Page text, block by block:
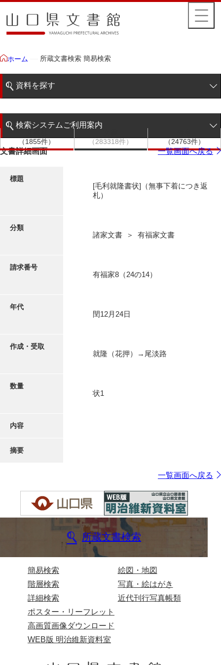
ホーム 所蔵文書検索 簡易検索
資料を探す
階層検索
写真・絵はがき
検索システムご利用案内
検索システムの利用について
（1855件）
（283318件）
（24763件）
文書詳細画面 一覧画面へ戻る
標題
[毛利就隆書状]（無事下着につき返
札）
分類
諸家文書 ＞ 有福家文書
請求番号
有福家8（24の14）
年代
閏12月24日
作成・受取
就隆（花押）→尾淡路
数量
状1
内容
摘要
一覧画面へ戻る
所蔵文書検索
簡易検索
階層検索
詳細検索
絵図・地図
写真・絵はがき
近代刊行写真帳類
ポスター・リーフレット
高画質画像ダウンロード
WEB版 明治維新資料室